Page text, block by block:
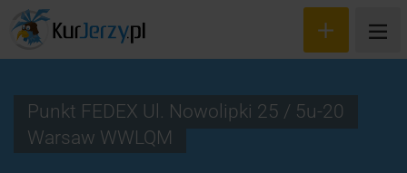
Punkt FEDEX Ul. Nowolipki 25 / 5u-20
Warsaw WWLQM